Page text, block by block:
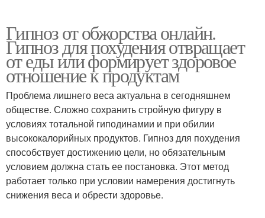
Гипноз от обжорства онлайн.
Гипноз для похудения отвращает
от еды или формирует здоровое
отношение к продуктам
Проблема лишнего веса актуальна в сегодняшнем
обществе. Сложно сохранить стройную фигуру в
условиях тотальной гиподинамии и при обилии
высококалорийных продуктов. Гипноз для похудения
способствует достижению цели, но обязательным
условием должна стать ее постановка. Этот метод
работает только при условии намерения достигнуть
снижения веса и обрести здоровье.